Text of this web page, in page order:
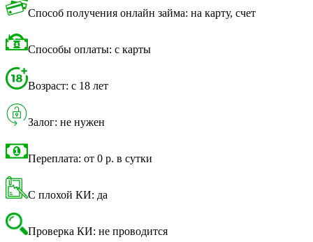
Способ получения онлайн займа: на карту, счет
Способы оплаты: с карты
Возраст: с 18 лет
Залог: не нужен
Переплата: от 0 р. в сутки
С плохой КИ: да
Проверка КИ: не проводится